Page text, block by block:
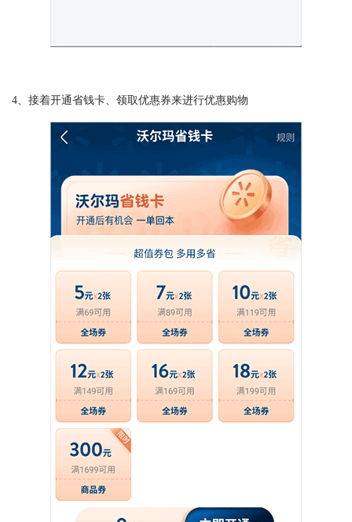
4、接着开通省钱卡、领取优惠券来进行优惠购物